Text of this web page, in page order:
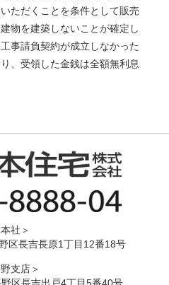
ただくことを条件として販売
物を建築しないことが確定し
事請負契約が成立しなかった
、受領した金銭は全額無利息
社＞
区長吉長原1丁目12番18号
支店＞